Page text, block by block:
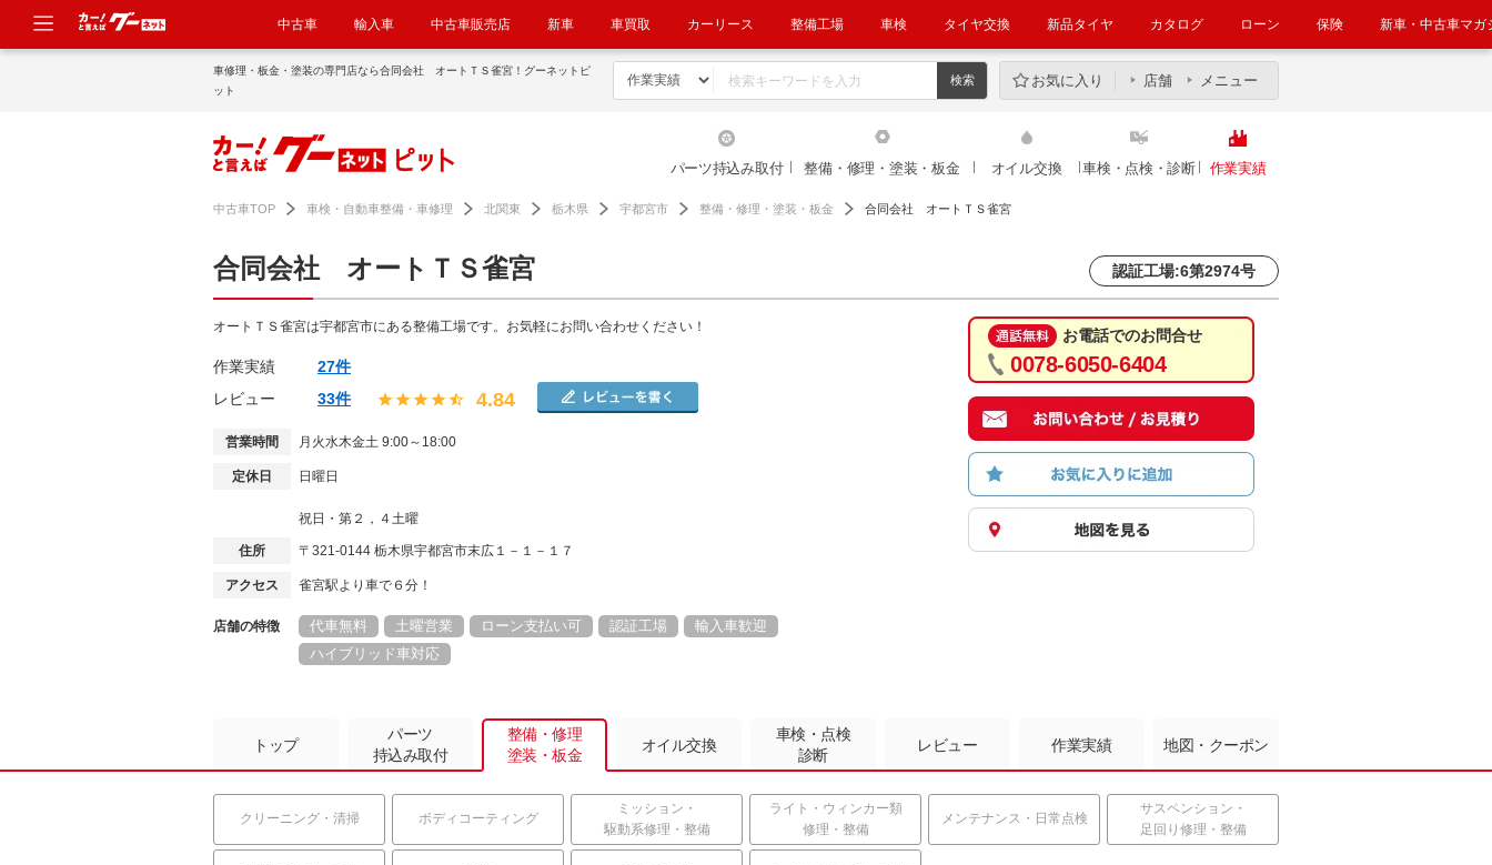
中古車 輸入車 中古車販売店 新車 車買取 カーリース 整備工場 車検 タイヤ交換 新品タイヤ カタログ ローン 保険 新車・中古車マガ
車修理・板金・塗装の専門店なら合同会社 オートＴＳ雀宮！グーネットピ
ット
お気に入り 店舗 メニュー
パーツ持込み取付 整備・修理・塗装・板金 オイル交換 車検・点検・診断 作業実績
中古車TOP 車検・自動車整備・車修理 北関東 栃木県 宇都宮市 整備・修理・塗装・板金 合同会社 オートＴＳ雀宮
合同会社 オートＴＳ雀宮 認証工場:6第2974号
オートＴＳ雀宮は宇都宮市にある整備工場です。お気軽にお問い合わせください！
作業実績
27件
レビュー
33件 4.84
営業時間 月火水木金土 9:00～18:00
定休日 日曜日
祝日・第２，４土曜
住所 〒321-0144 栃木県宇都宮市末広１－１－１７
アクセス 雀宮駅より車で６分！
店舗の特徴 代車無料 土曜営業 ローン支払い可 認証工場
輸入車歓迎
ハイブリッド車対応
お電話でのお問合せ
0078-6050-6404
トップ
パーツ
持込み取付
整備・修理
塗装・板金
オイル交換
車検・点検
診断
レビュー 作業実績 地図・クーポン
クリーニング・清掃 ボディコーティング
ミッション・
駆動系修理・整備
ライト・ウィンカー類
修理・整備
メンテナンス・日常点検
サスペンション・
足回り修理・整備